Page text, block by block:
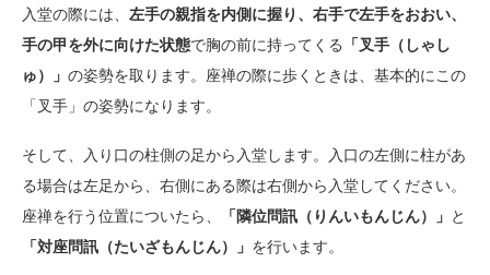
入堂の際には、 左手の親指を内側に握り、右手で左手をおおい、
手の甲を外に向けた状態で胸の前に持ってくる
「叉手（しゃし
ゅ）」 の姿勢を取ります。座禅の際に歩くときは、基本的にこの
「叉手」の姿勢になります。
そして、入り口の柱側の足から入堂します。入口の左側に柱があ
る場合は左足から、右側にある際は右側から入堂してください。
座禅を行う位置についたら、
「隣位問訊（りんいもんじん）」 と
「対座問訊（たいざもんじん）」 を行います。